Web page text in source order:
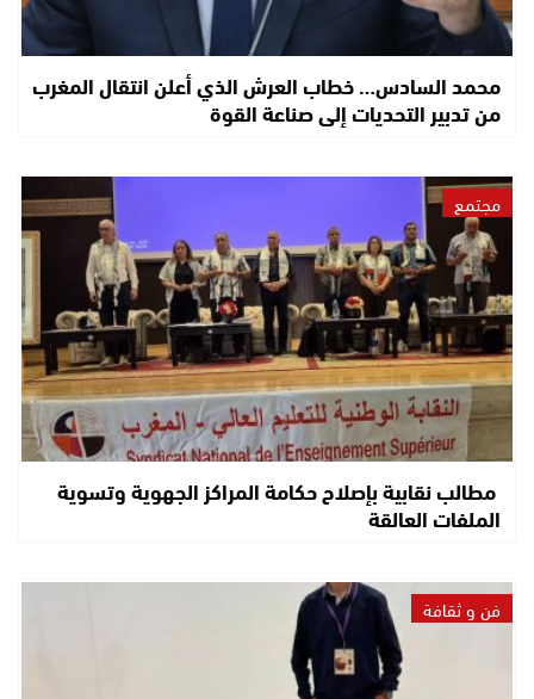
محمد السادس… خطاب العرش الذي أعلن انتقال المغرب
من تدبير التحديات إلى صناعة القوة
مجتمع
مطالب نقابية بإصلاح حكامة المراكز الجهوية وتسوية
الملفات العالقة
فن و ثقافة